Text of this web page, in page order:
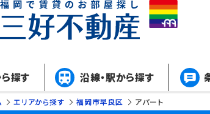
探す 沿線・駅から探す
エリアから探す 福岡市早良区 アパート